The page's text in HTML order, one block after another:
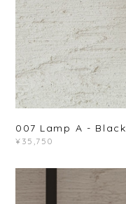
007 Lamp A - Black
¥35,750